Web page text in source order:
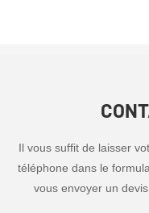
Il vous suffit de laisser
téléphone dans le
vous envoyer un